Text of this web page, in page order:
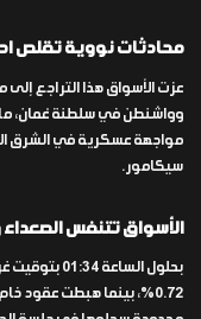
محادثات نووية تقلص
عزت الأسواق هذا التراجع إلى
وواشنطن في سلطنة عُمان، ما
مواجهة عسكرية في الشرق
سيكامور.
الأسواق تتنفس
بحلول